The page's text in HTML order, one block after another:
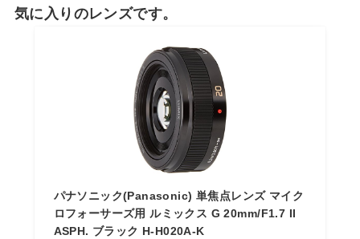
気に入りのレンズです。
パナソニック(Panasonic) 単焦点レンズ マイク
ロフォーサーズ用 ルミックス G 20mm/F1.7 II
ASPH. ブラック H-H020A-K